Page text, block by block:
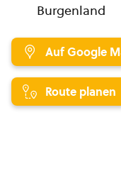
Burgenland
Auf Google
Route planen